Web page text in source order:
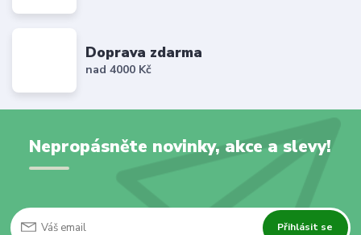
Doprava zdarma
nad 4000 Kč
Nepropásněte novinky, akce a slevy!
Přihlásit se